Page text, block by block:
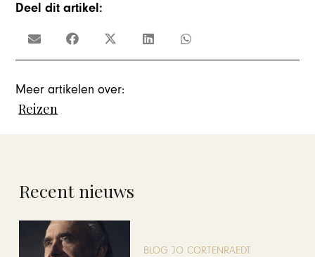
Deel dit artikel:
Meer artikelen over:
Reizen
Recent nieuws
BLOG JO CORTENRAEDT